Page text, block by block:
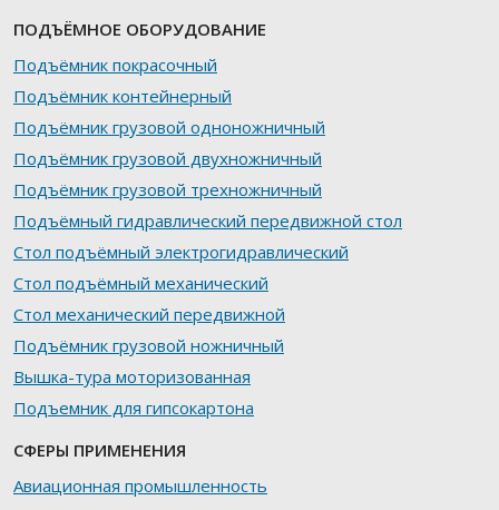
ПОДЪЁМНОЕ ОБОРУДОВАНИЕ
Подъёмник покрасочный
Подъёмник контейнерный
Подъёмник грузовой одноножничный
Подъёмник грузовой двухножничный
Подъёмник грузовой трехножничный
Подъёмный гидравлический передвижной стол
Стол подъёмный электрогидравлический
Стол подъёмный механический
Стол механический передвижной
Подъёмник грузовой ножничный
Вышка-тура моторизованная
Подъемник для гипсокартона
СФЕРЫ ПРИМЕНЕНИЯ
Авиационная промышленность